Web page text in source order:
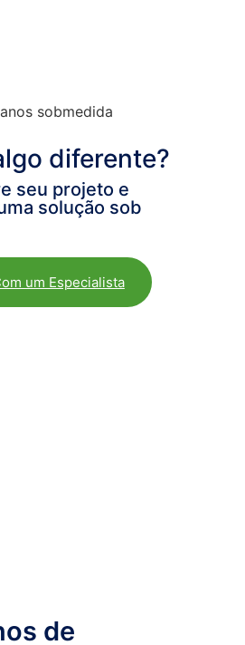
diferente?
seu projeto e
solução sob
um Especialista
de